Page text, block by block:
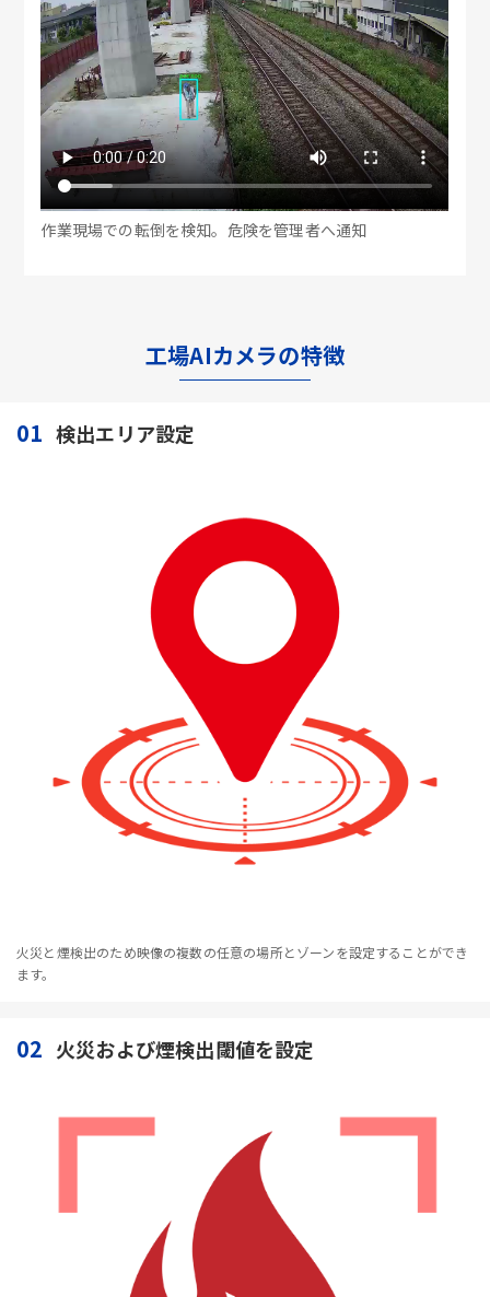
作業現場での転倒を検知。危険を管理者へ通知
工場AIカメラの特徴
01 検出エリア設定
火災と煙検出のため映像の複数の任意の場所とゾーンを設定することができ
ます。
02 火災および煙検出閾値を設定